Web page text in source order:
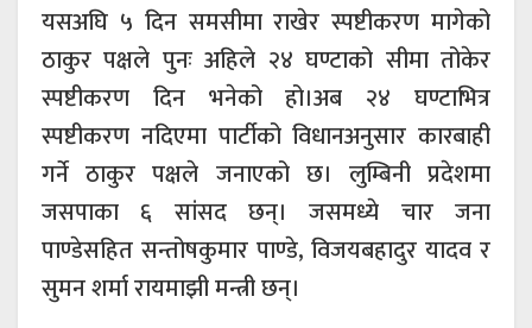
यसअघि ५ दिन समसीमा राखेर स्पष्टीकरण मागेको
ठाकुर पक्षले पुनः अहिले २४ घण्टाको सीमा तोकेर
स्पष्टीकरण दिन भनेको हो।अब २४ घण्टाभित्र
स्पष्टीकरण नदिएमा पार्टीको विधानअनुसार कारबाही
गर्ने ठाकुर पक्षले जनाएको छ। लुम्बिनी प्रदेशमा
जसपाका ६ सांसद छन्। जसमध्ये चार जना
पाण्डेसहित सन्तोषकुमार पाण्डे, विजयबहादुर यादव र
सुमन शर्मा रायमाझी मन्त्री छन्।